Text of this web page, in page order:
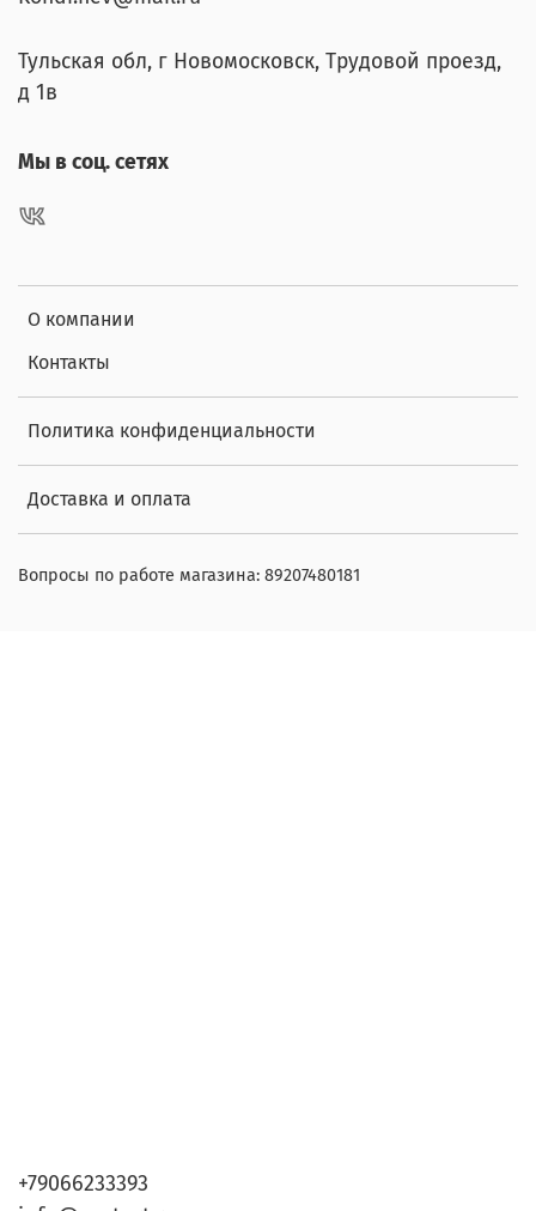
О компании
Контакты
Политика конфиденциальности
Доставка и оплата
Тульская обл, г Новомосковск, Трудовой проезд,
д 1в
Мы в соц. сетях
Вопросы по работе магазина: 89207480181
+79066233393